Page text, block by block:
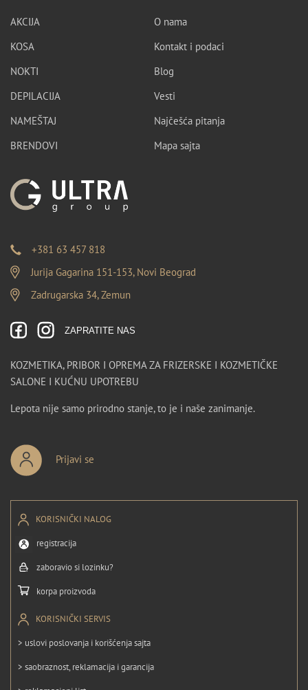
AKCIJA
KOSA
NOKTI
DEPILACIJA
NAMEŠTAJ
BRENDOVI
O nama
Kontakt i podaci
Blog
Vesti
Najčešća pitanja
Mapa sajta
+381 63 457 818
Jurija Gagarina 151-153, Novi Beograd
Zadrugarska 34, Zemun
ZAPRATITE NAS
KOZMETIKA, PRIBOR I OPREMA ZA FRIZERSKE I KOZMETIČKE
SALONE I KUĆNU UPOTREBU
Lepota nije samo prirodno stanje, to je i naše zanimanje.
Prijavi se
KORISNIČKI NALOG
registracija
zaboravio si lozinku?
korpa proizvoda
KORISNIČKI SERVIS
> uslovi poslovanja i korišćenja sajta
> saobraznost, reklamacija i garancija